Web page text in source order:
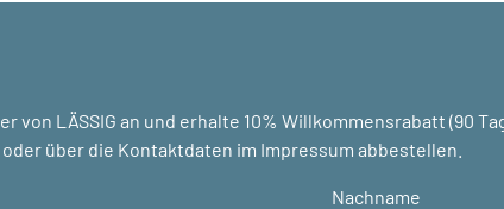
von LÄSSIG an und erhalte 10% Willkommensrabatt (90
über die Kontaktdaten im Impressum abbestellen.
Nachname